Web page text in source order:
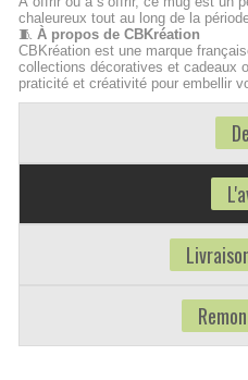
chaleureux tout au long de la
🧵 À propos de CBKréation
CBKréation est une marque
collections décoratives et cadeaux
praticité et créativité pour embellir